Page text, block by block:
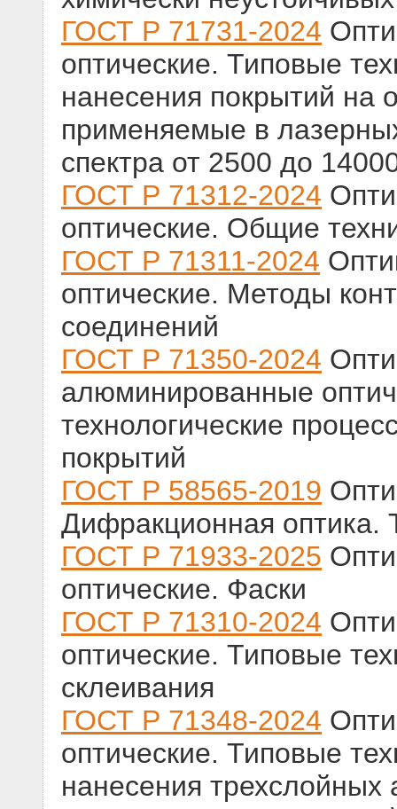
ГОСТ Р 71731-2024
оптические. Типовые
нанесения покрытий на
применяемые в
спектра от 2500 до
ГОСТ Р 71312-2024
оптические. Общие
ГОСТ Р 71311-2024
оптические. Методы
соединений
ГОСТ Р 71350-2024
алюминированные
технологические
покрытий
ГОСТ Р 58565-2019
Дифракционная оптика.
ГОСТ Р 71933-2025
оптические. Фаски
ГОСТ Р 71310-2024
оптические. Типовые
склеивания
ГОСТ Р 71348-2024
оптические. Типовые
нанесения трехслойных